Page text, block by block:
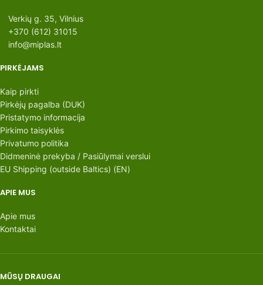
Verkių g. 35, Vilnius
+370 (612) 31015
info@miplas.lt
PIRKĖJAMS
Kaip pirkti
Pirkėjų pagalba (DUK)
Pristatymo informacija
Pirkimo taisyklės
Privatumo politika
Didmeninė prekyba / Pasiūlymai verslui
EU Shipping (outside Baltics) (EN)
APIE MUS
Apie mus
Kontaktai
MŪSŲ DRAUGAI